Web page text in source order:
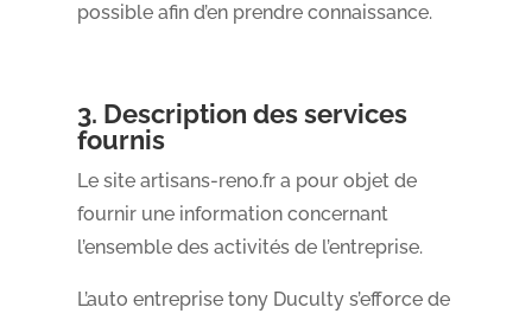
possible afin d’en prendre connaissance.
3. Description des services
fournis
Le site artisans-reno.fr a pour objet de
fournir une information concernant
l’ensemble des activités de l’entreprise.
L’auto entreprise tony Duculty s’efforce de